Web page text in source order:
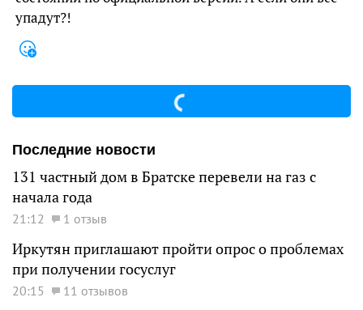
упадут?!
Последние новости
131 частный дом в Братске перевели на газ с
начала года
21:12 1 отзыв
Иркутян приглашают пройти опрос о проблемах
при получении госуслуг
20:15 11 отзывов